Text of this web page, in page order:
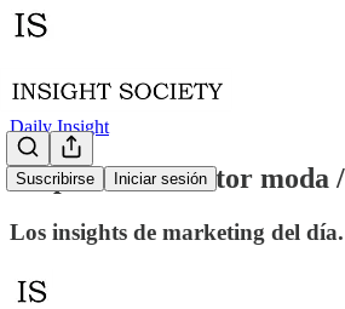
Suscribirse Iniciar sesión
Daily Insight
Empleo en el sector moda
Los insights de marketing del día.